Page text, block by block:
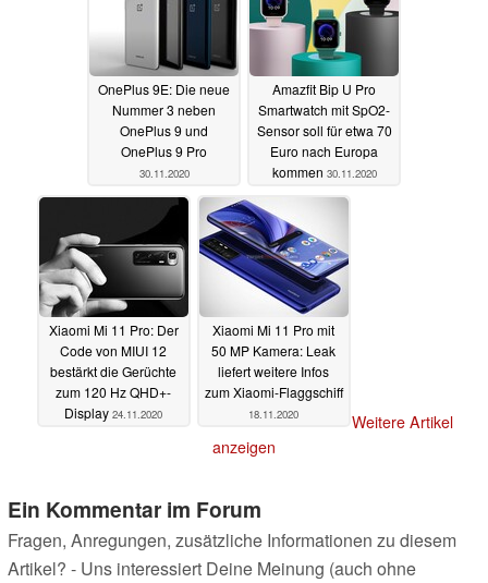
OnePlus 9E: Die neue
Nummer 3 neben
OnePlus 9 und
OnePlus 9 Pro
30.11.2020
Amazfit Bip U Pro
Smartwatch mit SpO2-
Sensor soll für etwa 70
Euro nach Europa
kommen 30.11.2020
Xiaomi Mi 11 Pro: Der
Code von MIUI 12
bestärkt die Gerüchte
zum 120 Hz QHD+-
Display 24.11.2020
Xiaomi Mi 11 Pro mit
50 MP Kamera: Leak
liefert weitere Infos
zum Xiaomi-Flaggschiff
18.11.2020
Weitere Artikel
anzeigen
Ein Kommentar im Forum
Fragen, Anregungen, zusätzliche Informationen zu diesem
Artikel? - Uns interessiert Deine Meinung (auch ohne